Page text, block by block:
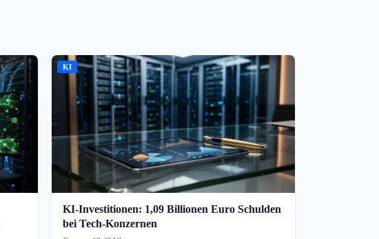
KI
KI-Investitionen: 1,09 Billionen Euro Schulden
bei Tech-Konzernen